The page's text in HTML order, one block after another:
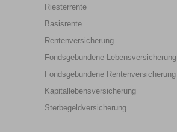
Riesterrente
Basisrente
Rentenversicherung
Fondsgebundene Lebensversicherung
Fondsgebundene Rentenversicherung
Kapitallebensversicherung
Sterbegeldversicherung